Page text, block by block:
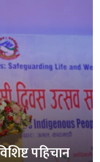
पहिचान